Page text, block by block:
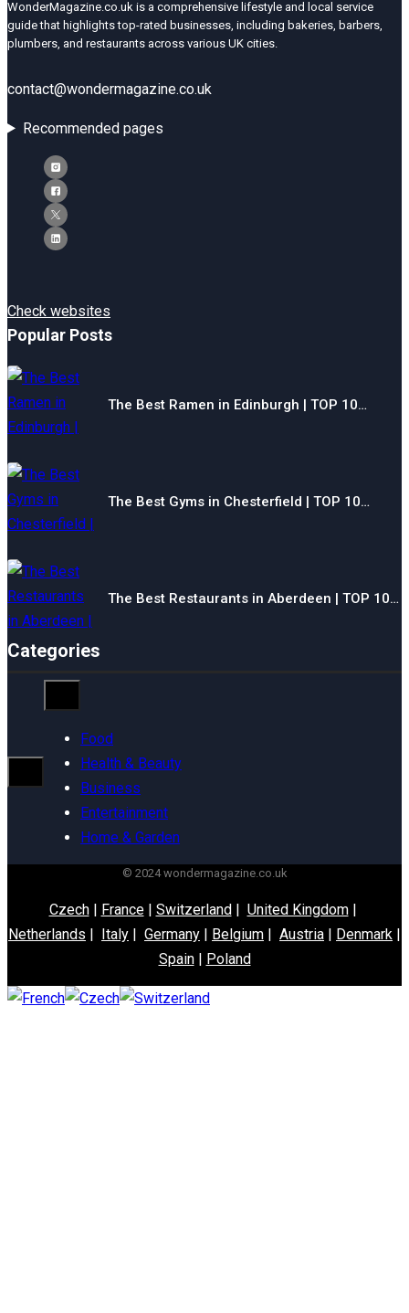
WonderMagazine.co.uk is a comprehensive lifestyle and local service
guide that highlights top-rated businesses, including bakeries, barbers,
plumbers, and restaurants across various UK cities.
contact@wondermagazine.co.uk
Recommended pages
Check websites
Popular Posts
The Best Ramen in Edinburgh | TOP 10…
The Best Gyms in Chesterfield | TOP 10…
The Best Restaurants in Aberdeen | TOP 10…
Categories
Food
Health & Beauty
Business
Entertainment
Home & Garden
© 2024 wondermagazine.co.uk
Czech| France| Switzerland| United Kingdom|
Netherlands | Italy | Germany | Belgium | Austria | Denmark |
Spain| Poland